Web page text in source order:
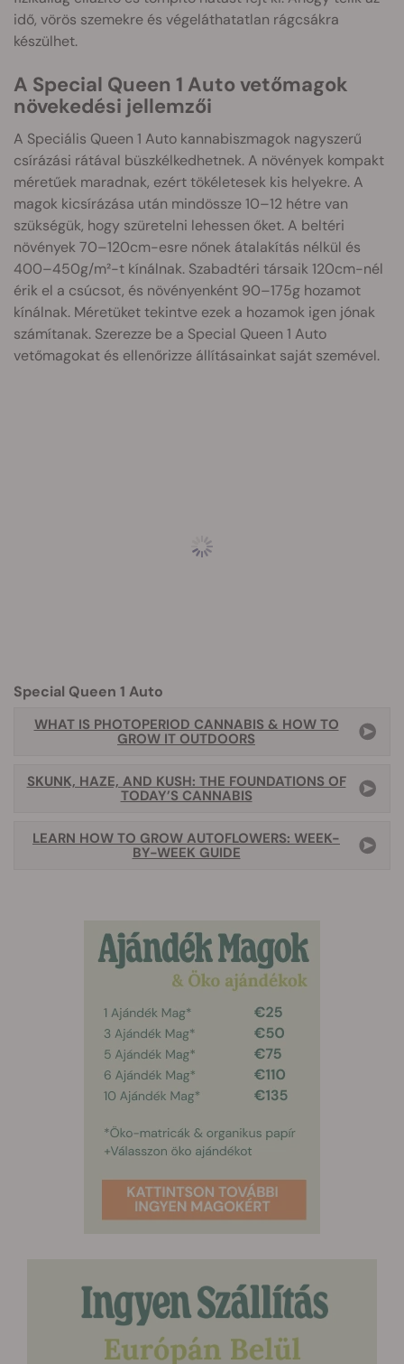
idő, vörös szemekre és végeláthatatlan rágcsákra
készülhet.
A Special Queen 1 Auto vetőmagok
növekedési jellemzői
A Speciális Queen 1 Auto kannabiszmagok nagyszerű
csírázási rátával büszkélkedhetnek. A növények kompakt
méretűek maradnak, ezért tökéletesek kis helyekre. A
magok kicsírázása után mindössze 10–12 hétre van
szükségük, hogy szüretelni lehessen őket. A beltéri
növények 70–120cm-esre nőnek átalakítás nélkül és
400–450g/m²-t kínálnak. Szabadtéri társaik 120cm-nél
érik el a csúcsot, és növényenként 90–175g hozamot
kínálnak. Méretüket tekintve ezek a hozamok igen jónak
számítanak. Szerezze be a Special Queen 1 Auto
vetőmagokat és ellenőrizze állításainkat saját szemével.
Special Queen 1 Auto
WHAT IS PHOTOPERIOD CANNABIS & HOW TO
GROW IT OUTDOORS
SKUNK, HAZE, AND KUSH: THE FOUNDATIONS OF
TODAY’S CANNABIS
LEARN HOW TO GROW AUTOFLOWERS: WEEK-
BY-WEEK GUIDE